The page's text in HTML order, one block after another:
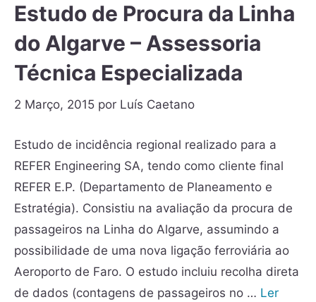
Estudo de Procura da Linha
do Algarve – Assessoria
Técnica Especializada
2 Março, 2015 por Luís Caetano
Estudo de incidência regional realizado para a
REFER Engineering SA, tendo como cliente final
REFER E.P. (Departamento de Planeamento e
Estratégia). Consistiu na avaliação da procura de
passageiros na Linha do Algarve, assumindo a
possibilidade de uma nova ligação ferroviária ao
Aeroporto de Faro. O estudo incluiu recolha direta
de dados (contagens de passageiros no … Ler